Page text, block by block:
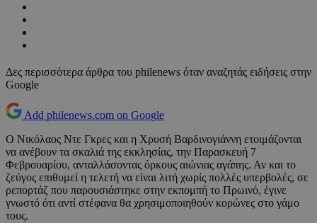
Δες περισσότερα άρθρα του philenews όταν αναζητάς ειδήσεις στην
Google
Add philenews.com on Google
Ο Νικόλαος Ντε Γκρες και η Χρυσή Βαρδινογιάννη ετοιμάζονται
να ανέβουν τα σκαλιά της εκκλησίας, την Παρασκευή 7
Φεβρουαρίου, ανταλλάσοντας όρκους αιώνιας αγάπης. Αν και το
ζεύγος επιθυμεί η τελετή να είναι λιτή χωρίς πολλές υπερβολές, σε
ρεπορτάζ που παρουσιάστηκε στην εκπομπή το Πρωινό, έγινε
γνωστό ότι αντί στέφανα θα χρησιμοποιηθούν κορώνες στο γάμο
τους.